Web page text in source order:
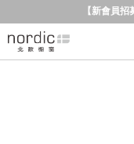
【新會員